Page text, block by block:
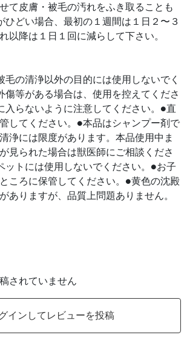
て皮膚・被毛の汚れをふき取ることも
ひどい場合、最初の１週間は１日２〜３
以降は１日１回に減らして下さい。
毛の清浄以外の目的には使用しないでく
傷等がある場合は、使用を控えてくださ
入らないように注意してください。●直
してください。●本品はシャンプー剤で
浄には限度があります。本品使用中ま
見られた場合は獣医師にご相談くださ
ットには使用しないでください。●お子
ころに保管してください。●黄色の沈殿
ありますが、品質上問題ありません。
されていません
インしてレビューを投稿